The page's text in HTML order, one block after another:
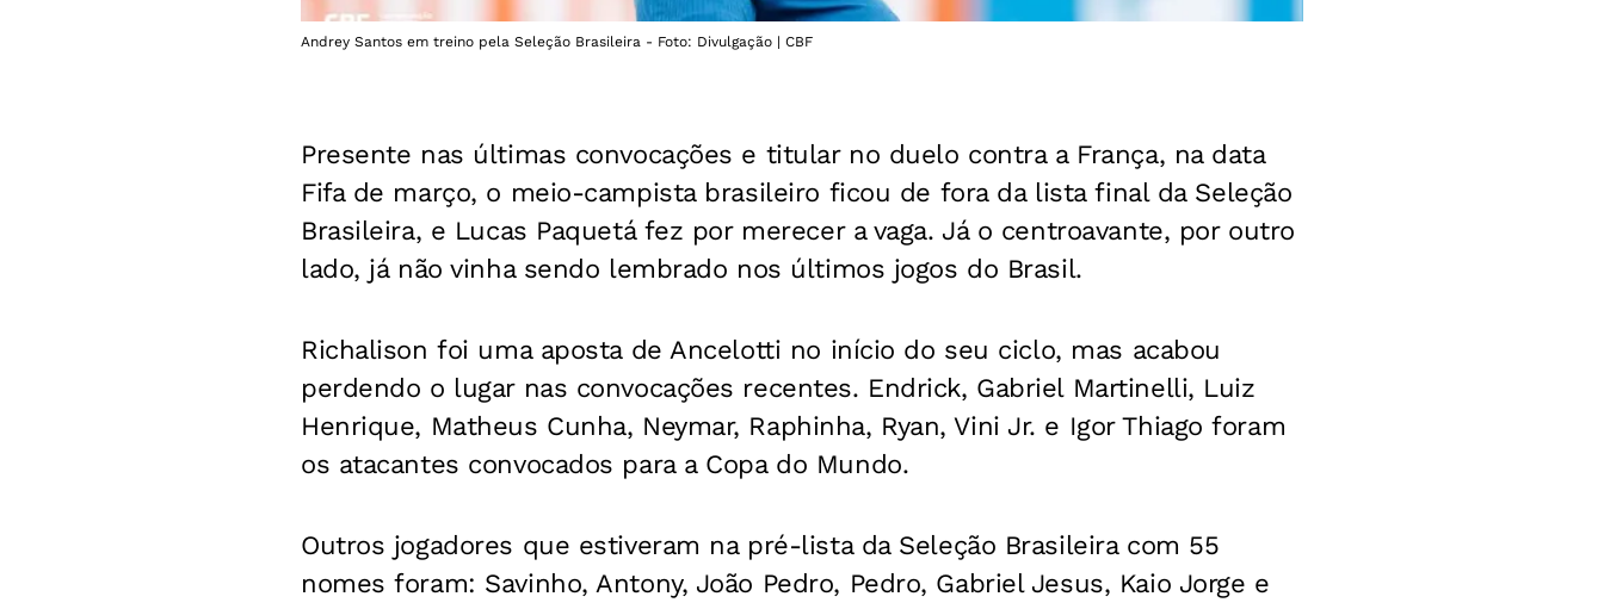
Andrey Santos em treino pela Seleção Brasileira - Foto: Divulgação | CBF
Presente nas últimas convocações e titular no duelo contra a França, na data
Fifa de março, o meio-campista brasileiro ficou de fora da lista final da Seleção
Brasileira, e Lucas Paquetá fez por merecer a vaga. Já o centroavante, por outro
lado, já não vinha sendo lembrado nos últimos jogos do Brasil.
Richalison foi uma aposta de Ancelotti no início do seu ciclo, mas acabou
perdendo o lugar nas convocações recentes. Endrick, Gabriel Martinelli, Luiz
Henrique, Matheus Cunha, Neymar, Raphinha, Ryan, Vini Jr. e Igor Thiago foram
os atacantes convocados para a Copa do Mundo.
Outros jogadores que estiveram na pré-lista da Seleção Brasileira com 55
nomes foram: Savinho, Antony, João Pedro, Pedro, Gabriel Jesus, Kaio Jorge e